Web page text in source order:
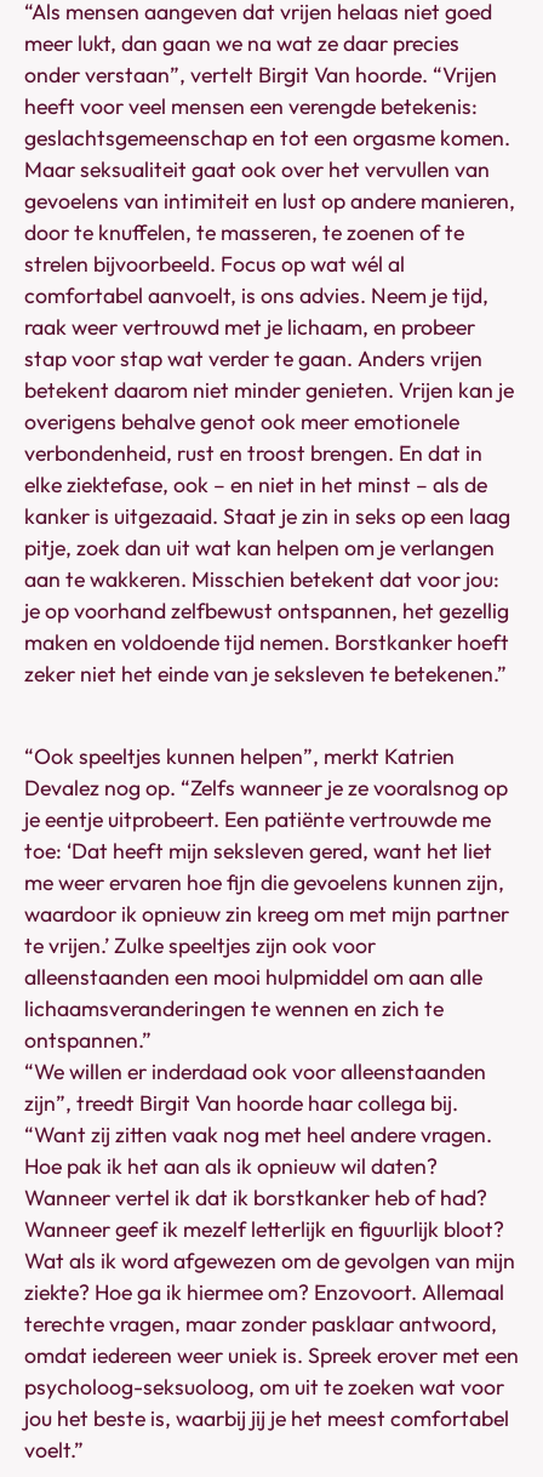
“Als mensen aangeven dat vrijen helaas niet goed
meer lukt, dan gaan we na wat ze daar precies
onder verstaan”, vertelt Birgit Van hoorde. “Vrijen
heeft voor veel mensen een verengde betekenis:
geslachtsgemeenschap en tot een orgasme komen.
Maar seksualiteit gaat ook over het vervullen van
gevoelens van intimiteit en lust op andere manieren,
door te knuffelen, te masseren, te zoenen of te
strelen bijvoorbeeld. Focus op wat wél al
comfortabel aanvoelt, is ons advies. Neem je tijd,
raak weer vertrouwd met je lichaam, en probeer
stap voor stap wat verder te gaan. Anders vrijen
betekent daarom niet minder genieten. Vrijen kan je
overigens behalve genot ook meer emotionele
verbondenheid, rust en troost brengen. En dat in
elke ziektefase, ook – en niet in het minst – als de
kanker is uitgezaaid. Staat je zin in seks op een laag
pitje, zoek dan uit wat kan helpen om je verlangen
aan te wakkeren. Misschien betekent dat voor jou:
je op voorhand zelfbewust ontspannen, het gezellig
maken en voldoende tijd nemen. Borstkanker hoeft
zeker niet het einde van je seksleven te betekenen.”
“Ook speeltjes kunnen helpen”, merkt Katrien
Devalez nog op. “Zelfs wanneer je ze vooralsnog op
je eentje uitprobeert. Een patiënte vertrouwde me
toe: ‘Dat heeft mijn seksleven gered, want het liet
me weer ervaren hoe fijn die gevoelens kunnen zijn,
waardoor ik opnieuw zin kreeg om met mijn partner
te vrijen.’ Zulke speeltjes zijn ook voor
alleenstaanden een mooi hulpmiddel om aan alle
lichaamsveranderingen te wennen en zich te
ontspannen.”
“We willen er inderdaad ook voor alleenstaanden
zijn”, treedt Birgit Van hoorde haar collega bij.
“Want zij zitten vaak nog met heel andere vragen.
Hoe pak ik het aan als ik opnieuw wil daten?
Wanneer vertel ik dat ik borstkanker heb of had?
Wanneer geef ik mezelf letterlijk en figuurlijk bloot?
Wat als ik word afgewezen om de gevolgen van mijn
ziekte? Hoe ga ik hiermee om? Enzovoort. Allemaal
terechte vragen, maar zonder pasklaar antwoord,
omdat iedereen weer uniek is. Spreek erover met een
psycholoog-seksuoloog, om uit te zoeken wat voor
jou het beste is, waarbij jij je het meest comfortabel
voelt.”